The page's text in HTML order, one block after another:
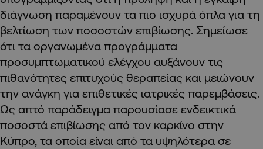
διάγνωση παραμένουν τα πιο ισχυρά όπλα για τη
βελτίωση των ποσοστών επιβίωσης. Σημείωσε
ότι τα οργανωμένα προγράμματα
προσυμπτωματικού ελέγχου αυξάνουν τις
πιθανότητες επιτυχούς θεραπείας και μειώνουν
την ανάγκη για επιθετικές ιατρικές παρεμβάσεις.
Ως απτό παράδειγμα παρουσίασε ενδεικτικά
ποσοστά επιβίωσης από τον καρκίνο στην
Κύπρο, τα οποία είναι από τα υψηλότερα σε